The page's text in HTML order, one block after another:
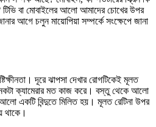
টিভি বা মোবাইলের আলো আমাদের চোখের উপর
আগে চলুন মায়োপিয়া সম্পর্কে সংক্ষেপে জানা
দূরে ঝাপসা দেখার রোগটিকেই মূলত
ক্যামেরার মত কাজ করে। বস্তু থেকে আলো
একটি বিন্দুতে মিলিত হয়। মূলত রেটিনা উপর
থাকে।